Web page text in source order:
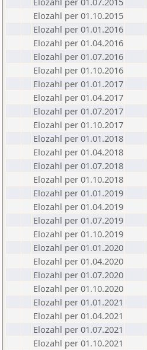
Elozahl per 01.10.2015
Elozahl per 01.01.2016
Elozahl per 01.04.2016
Elozahl per 01.07.2016
Elozahl per 01.10.2016
Elozahl per 01.01.2017
Elozahl per 01.04.2017
Elozahl per 01.07.2017
Elozahl per 01.10.2017
Elozahl per 01.01.2018
Elozahl per 01.04.2018
Elozahl per 01.07.2018
Elozahl per 01.10.2018
Elozahl per 01.01.2019
Elozahl per 01.04.2019
Elozahl per 01.07.2019
Elozahl per 01.10.2019
Elozahl per 01.01.2020
Elozahl per 01.04.2020
Elozahl per 01.07.2020
Elozahl per 01.10.2020
Elozahl per 01.01.2021
Elozahl per 01.04.2021
Elozahl per 01.07.2021
Elozahl per 01.10.2021